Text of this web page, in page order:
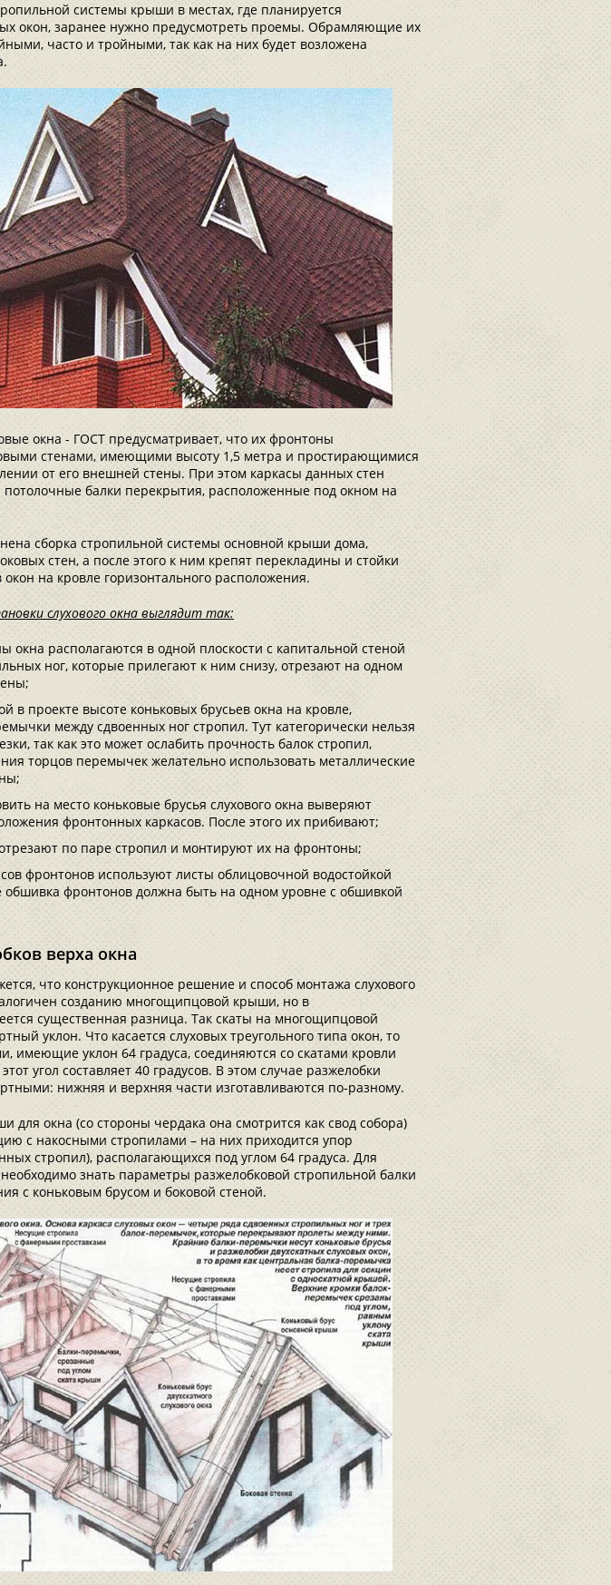
системы крыши в местах, где планируется
окон, заранее нужно предусмотреть проемы. Обрамляющие их
часто и тройными, так как на них будет возложена
окна - ГОСТ предусматривает, что их фронтоны
стенами, имеющими высоту 1,5 метра и простирающимися
от его внешней стены. При этом каркасы данных стен
балки перекрытия, расположенные под окном на
сборка стропильной системы основной крыши дома,
стен, а после этого к ним крепят перекладины и стойки
на кровле горизонтального расположения.
слухового окна выглядит так:
окна располагаются в одной плоскости с капитальной стеной
ног, которые прилегают к ним снизу, отрезают на одном
в проекте высоте коньковых брусьев окна на кровле,
между сдвоенных ног стропил. Тут категорически нельзя
так как это может ослабить прочность балок стропил,
торцов перемычек желательно использовать металлические
на место коньковые брусья слухового окна выверяют
фронтонных каркасов. После этого их прибивают;
по паре стропил и монтируют их на фронтоны;
фронтонов используют листы облицовочной водостойкой
обшивка фронтонов должна быть на одном уровне с обшивкой
верха окна
что конструкционное решение и способ монтажа слухового
созданию многощипцовой крыши, но в
существенная разница. Так скаты на многощипцовой
уклон. Что касается слуховых треугольного типа окон, то
имеющие уклон 64 градуса, соединяются со скатами кровли
угол составляет 40 градусов. В этом случае разжелобки
нижняя и верхняя части изготавливаются по-разному.
для окна (со стороны чердака она смотрится как свод собора)
с накосными стропилами – на них приходится упор
стропил), располагающихся под углом 64 градуса. Для
знать параметры разжелобковой стропильной балки
с коньковым брусом и боковой стеной.